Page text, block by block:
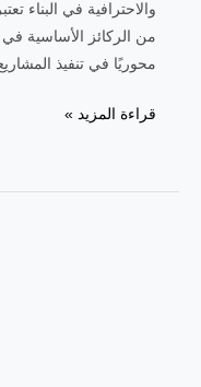
والاحترافية في البناء
من الركائز الأساسية في
محوريًا في تنفيذ
شركة
في
قراءة المزيد »